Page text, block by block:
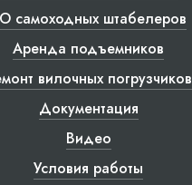
самоходных штабелеров
Аренда подъемников
вилочных погрузчиков
Документация
Видео
Условия работы